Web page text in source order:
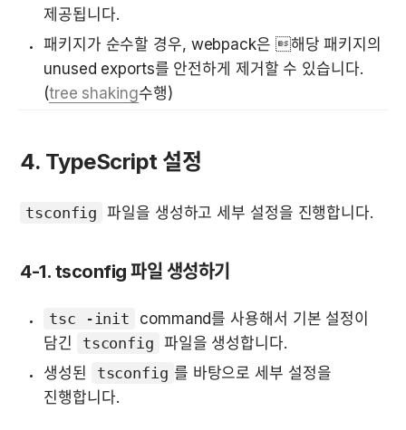
제공됩니다.
패키지가 순수할 경우, webpack은 해당 패키지의
unused exports를 안전하게 제거할 수 있습니다.
(tree shaking수행)
4. TypeScript 설정
tsconfig 파일을 생성하고 세부 설정을 진행합니다.
4-1. tsconfig 파일 생성하기
tsc -init
command를 사용해서 기본 설정이
담긴
tsconfig 파일을 생성합니다.
생성된
tsconfig 를 바탕으로 세부 설정을
진행합니다.